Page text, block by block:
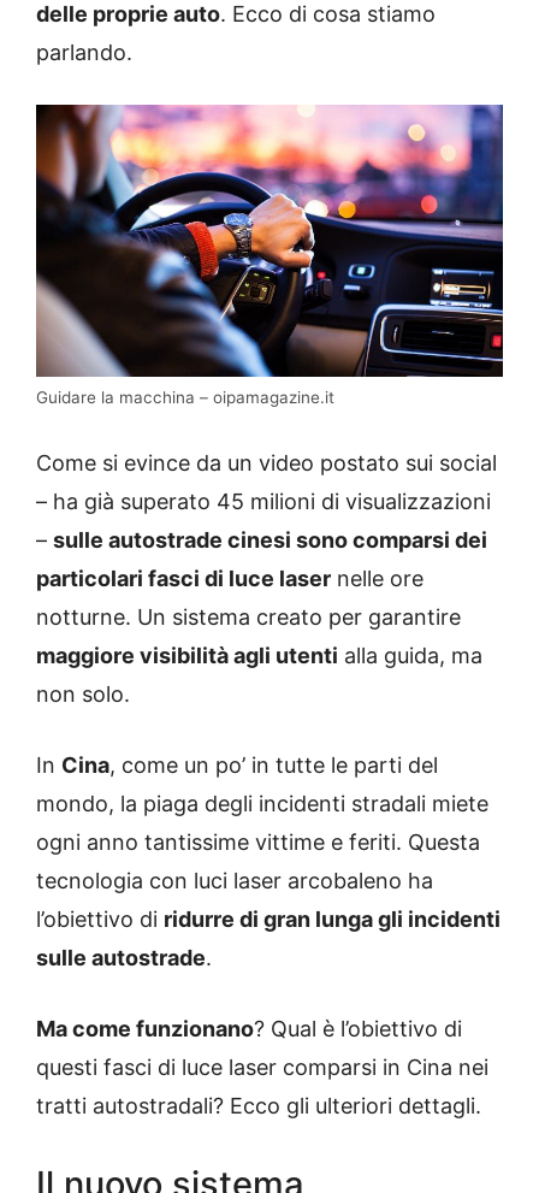
delle proprie auto. Ecco di cosa stiamo
parlando.
Guidare la macchina – oipamagazine.it
Come si evince da un video postato sui social
– ha già superato 45 milioni di visualizzazioni
– sulle autostrade cinesi sono comparsi dei
particolari fasci di luce laser nelle ore
notturne. Un sistema creato per garantire
maggiore visibilità agli utenti alla guida, ma
non solo.
In Cina, come un po’ in tutte le parti del
mondo, la piaga degli incidenti stradali miete
ogni anno tantissime vittime e feriti. Questa
tecnologia con luci laser arcobaleno ha
l’obiettivo di ridurre di gran lunga gli incidenti
sulle autostrade.
Ma come funzionano? Qual è l’obiettivo di
questi fasci di luce laser comparsi in Cina nei
tratti autostradali? Ecco gli ulteriori dettagli.
Il nuovo sistema